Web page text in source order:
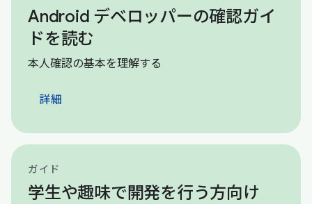
Android デベロッパーの確認ガイ
ドを読む
本人確認の基本を理解する
詳細
ガイド
学生や趣味で開発を行う方向け